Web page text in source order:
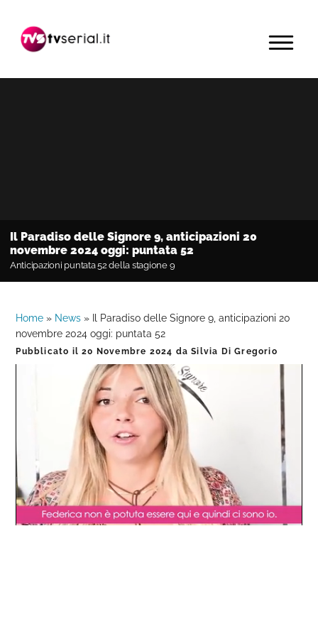
navigazione
contenuto
barra
primaria
MENU
Il Paradiso delle Signore 9, anticipazioni 20
novembre 2024 oggi: puntata 52
Anticipazioni puntata 52 della stagione 9
Home » News »
Il Paradiso delle Signore 9, anticipazioni 20
novembre 2024 oggi: puntata 52
Pubblicato il20 Novembre 2024 daSilvia Di Gregorio
Unmute
Loaded:
0%
Progress:
0%